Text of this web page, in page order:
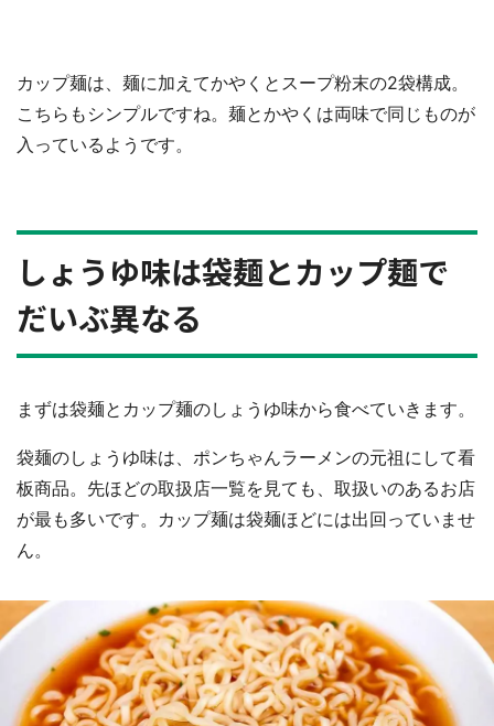
カップ麺は、麺に加えてかやくとスープ粉末の2袋構成。
こちらもシンプルですね。麺とかやくは両味で同じものが
入っているようです。
しょうゆ味は袋麺とカップ麺で
だいぶ異なる
まずは袋麺とカップ麺のしょうゆ味から食べていきます。
袋麺のしょうゆ味は、ポンちゃんラーメンの元祖にして看
板商品。先ほどの取扱店一覧を見ても、取扱いのあるお店
が最も多いです。カップ麺は袋麺ほどには出回っていませ
ん。